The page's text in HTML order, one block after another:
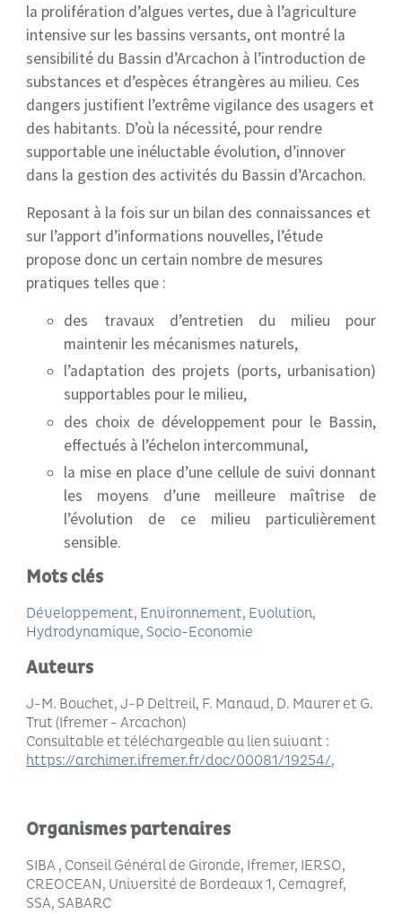
la prolifération d’algues vertes, due à l’agriculture
intensive sur les bassins versants, ont montré la
sensibilité du Bassin d’Arcachon à l’introduction de
substances et d’espèces étrangères au milieu. Ces
dangers justifient l’extrême vigilance des usagers et
des habitants. D’où la nécessité, pour rendre
supportable une inéluctable évolution, d’innover
dans la gestion des activités du Bassin d’Arcachon.
Reposant à la fois sur un bilan des connaissances et
sur l’apport d’informations nouvelles, l’étude
propose donc un certain nombre de mesures
pratiques telles que :
des travaux d’entretien du milieu pour
maintenir les mécanismes naturels,
l’adaptation des projets (ports, urbanisation)
supportables pour le milieu,
des choix de développement pour le Bassin,
effectués à l’échelon intercommunal,
la mise en place d’une cellule de suivi donnant
les moyens d’une meilleure maîtrise de
l’évolution de ce milieu particulièrement
sensible.
Mots clés
Développement Environnement Evolution
Hydrodynamique Socio-Economie
Auteurs
J-M. Bouchet, J-P Deltreil, F. Manaud, D. Maurer et G.
Trut (Ifremer - Arcachon)
Consultable et téléchargeable au lien suivant :
https://archimer.ifremer.fr/doc/00081/19254/
Organismes partenaires
SIBA , Conseil Général de Gironde, Ifremer, IERSO,
CREOCEAN, Université de Bordeaux 1, Cemagref,
SSA, SABARC